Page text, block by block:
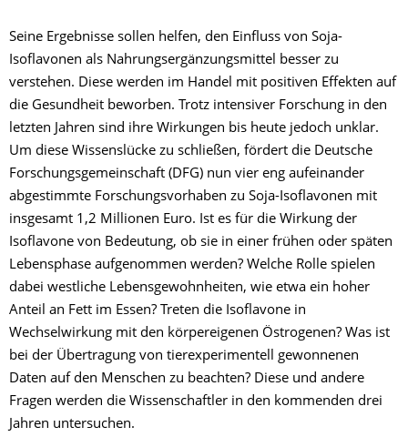
Seine Ergebnisse sollen helfen, den Einfluss von Soja-
Isoflavonen als Nahrungsergänzungsmittel besser zu
verstehen. Diese werden im Handel mit positiven Effekten auf
die Gesundheit beworben. Trotz intensiver Forschung in den
letzten Jahren sind ihre Wirkungen bis heute jedoch unklar.
Um diese Wissenslücke zu schließen, fördert die Deutsche
Forschungsgemeinschaft (DFG) nun vier eng aufeinander
abgestimmte Forschungsvorhaben zu Soja-Isoflavonen mit
insgesamt 1,2 Millionen Euro. Ist es für die Wirkung der
Isoflavone von Bedeutung, ob sie in einer frühen oder späten
Lebensphase aufgenommen werden? Welche Rolle spielen
dabei westliche Lebensgewohnheiten, wie etwa ein hoher
Anteil an Fett im Essen? Treten die Isoflavone in
Wechselwirkung mit den körpereigenen Östrogenen? Was ist
bei der Übertragung von tierexperimentell gewonnenen
Daten auf den Menschen zu beachten? Diese und andere
Fragen werden die Wissenschaftler in den kommenden drei
Jahren untersuchen.